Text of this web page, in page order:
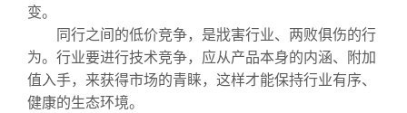
变。
同行之间的低价竞争，是戕害行业、两败俱伤的行
为。行业要进行技术竞争，应从产品本身的内涵、附加
值入手，来获得市场的青睐，这样才能保持行业有序、
健康的生态环境。